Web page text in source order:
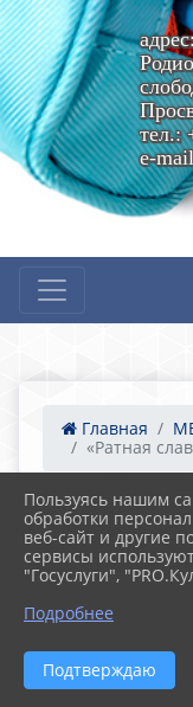
тел.:
e-
Главная
«Ратная
12.04.2022 03:30
«Ратная
Пользуясь нашим
обработки
веб-сайт и другие
сервисы
"Госуслуги",
Подробнее
Подтверждаю